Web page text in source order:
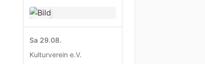
Sa 29.08.
Kulturverein e.V.